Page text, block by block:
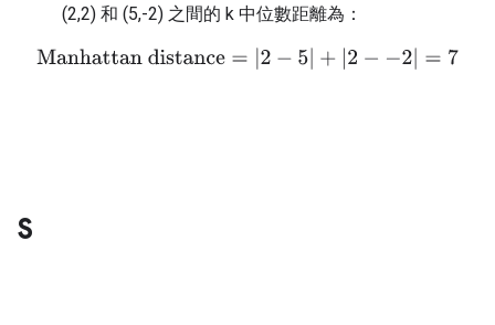
(2,2) 和 (5,-2) 之間的 k 中位數距離為：
Manhattan distance =| 2− 5|+ |2− −2 |= 7
S